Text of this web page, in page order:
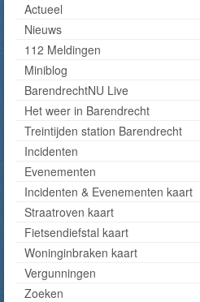
Actueel
Nieuws
112 Meldingen
Miniblog
BarendrechtNU Live
Het weer in Barendrecht
Treintijden station Barendrecht
Incidenten
Evenementen
Incidenten & Evenementen kaart
Straatroven kaart
Fietsendiefstal kaart
Woninginbraken kaart
Vergunningen
Zoeken